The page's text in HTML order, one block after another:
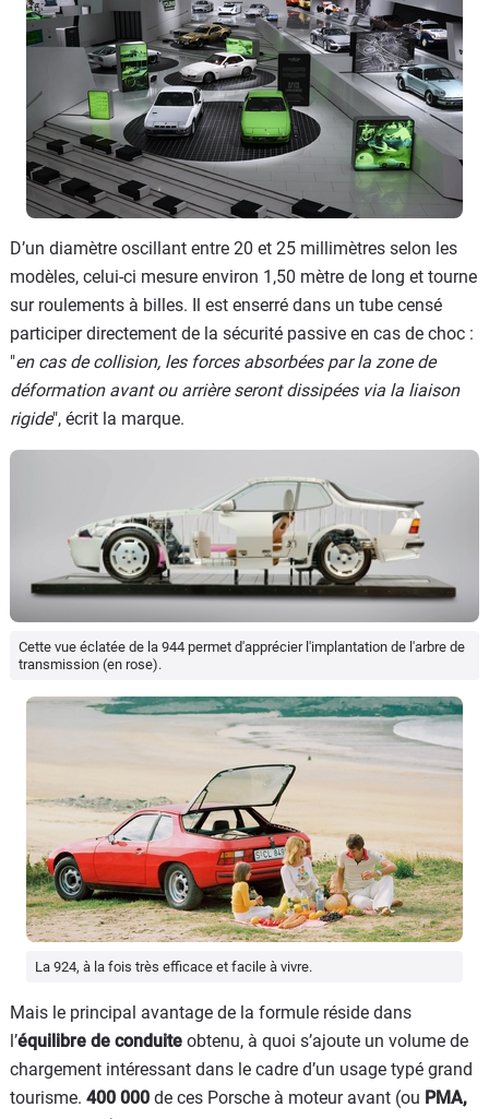
D’un diamètre oscillant entre 20 et 25 millimètres selon les
modèles, celui-ci mesure environ 1,50 mètre de long et tourne
sur roulements à billes. Il est enserré dans un tube censé
participer directement de la sécurité passive en cas de choc :
"en cas de collision, les forces absorbées par la zone de
déformation avant ou arrière seront dissipées via la liaison
rigide", écrit la marque.
Cette vue éclatée de la 944 permet d'apprécier l'implantation de l'arbre de
transmission (en rose).
La 924, à la fois très efficace et facile à vivre.
Mais le principal avantage de la formule réside dans
l’équilibre de conduite obtenu, à quoi s’ajoute un volume de
chargement intéressant dans le cadre d’un usage typé grand
tourisme. 400 000 de ces Porsche à moteur avant (ou PMA,